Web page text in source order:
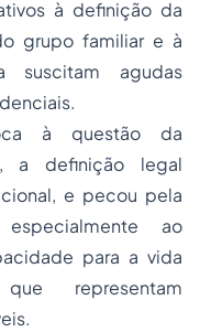
à definição da
grupo familiar e à
suscitam agudas
à questão da
a definição legal
e pecou pela
ao
para a vida
representam